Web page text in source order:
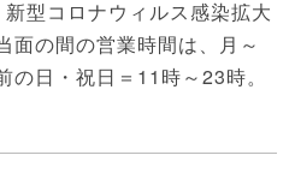
型コロナウィルス感染拡大
面の間の営業時間は、月～
の日・祝日＝11時～23時。